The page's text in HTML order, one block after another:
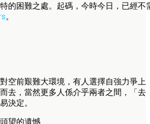
的困難之處。起碼，今時今日，已經
。
空前艱難大環境，有人選擇自強力爭上
去，當然更多人係介乎兩者之間，「去
決定。
望的遺憾